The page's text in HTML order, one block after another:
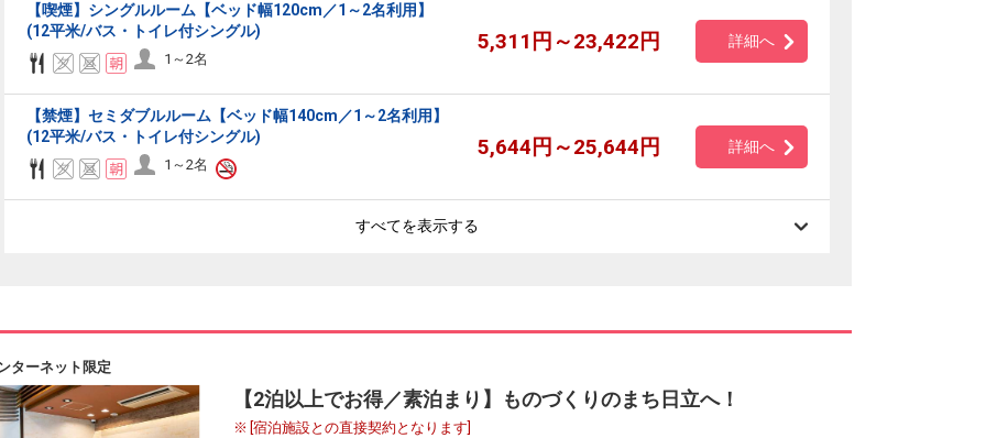
【喫煙】シングルルーム【ベッド幅120cm／1～2名利用】
(12平米/バス・トイレ付シングル)
1～2名
5,311円～23,422円 詳細へ
【禁煙】セミダブルルーム【ベッド幅140cm／1～2名利用】
(12平米/バス・トイレ付シングル)
1～2名
5,644円～25,644円 詳細へ
すべてを表示する
ターネット限定
【2泊以上でお得／素泊まり】ものづくりのまち日立へ！
[宿泊施設との直接契約となります]